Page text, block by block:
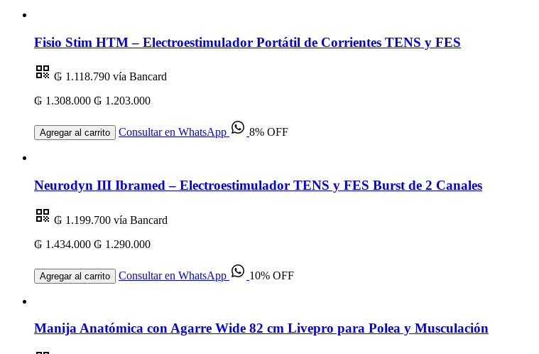
Fisio Stim HTM – Electroestimulador Portátil de Corrientes TENS y FES
₲ 1.118.790 vía Bancard
₲ 1.308.000 ₲ 1.203.000
Agregar al carrito Consultar en WhatsApp 8% OFF
Neurodyn III Ibramed – Electroestimulador TENS y FES Burst de 2 Canales
₲ 1.199.700 vía Bancard
₲ 1.434.000 ₲ 1.290.000
Agregar al carrito Consultar en WhatsApp 10% OFF
Manija Anatómica con Agarre Wide 82 cm Livepro para Polea y Musculación